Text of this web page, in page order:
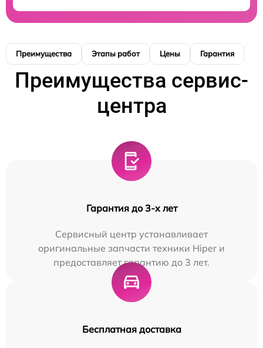
Преимущества Этапы работ Цены Гарантия
Преимущества сервис-
центра
Гарантия до 3-х лет
Сервисный центр устанавливает
оригинальные запчасти техники Hiper и
предоставляет гарантию до 3 лет.
Бесплатная доставка